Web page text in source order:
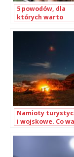
5 powodów, dla
których warto
Namioty
i wojskowe. Co
zakupem?